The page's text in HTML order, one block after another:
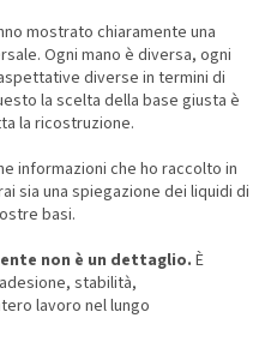
mostrato chiaramente una
Ogni mano è diversa, ogni
diverse in termini di
la scelta della base giusta è
la ricostruzione.
informazioni che ho raccolto in
sia una spiegazione dei liquidi di
basi.
non è un dettaglio. È
stabilità,
lavoro nel lungo